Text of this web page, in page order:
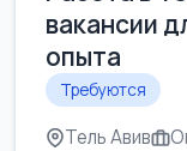
вакансии
опыта
Требуются
Тель Авив